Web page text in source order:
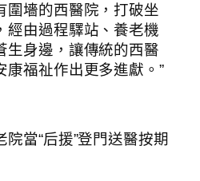
圍墻的西醫院，打破坐
經由過程驛站、養老機
生身邊，讓傳統的西醫
康福祉作出更多進獻。”
當“后援”登門送醫按期